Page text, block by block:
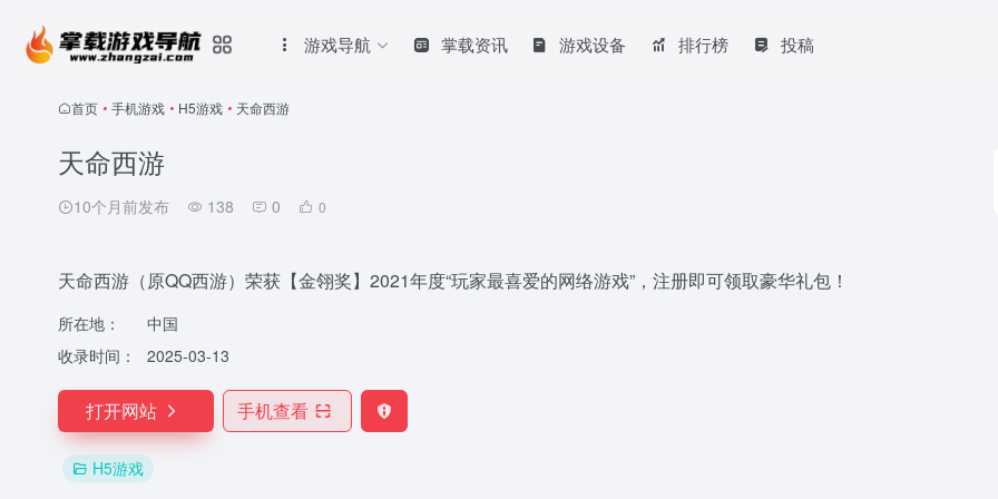
游戏导航 掌载资讯 游戏设备 排行榜 投稿
首页 • 手机游戏 • H5游戏 • 天命西游
天命西游
10个月前发布 138 0 0
天命西游（原QQ西游）荣获【金翎奖】2021年度“玩家最喜爱的网络游戏”，注册即可领取豪华礼包！
所在地：
中国
收录时间：
2025-03-13
打开网站 手机查看
H5游戏